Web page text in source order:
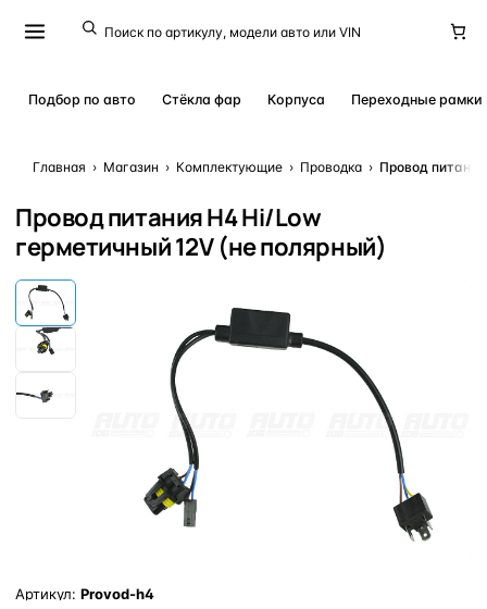
Подбор по авто Стёкла фар Корпуса Переходные рамки
Главная › Магазин › Комплектующие › Проводка › Провод
Провод питания H4 Hi/Low
герметичный 12V (не полярный)
Артикул: Provod-h4